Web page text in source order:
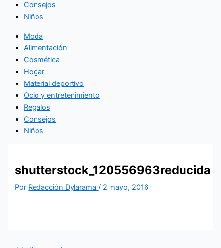
Consejos
Niños
Moda
Alimentación
Cosmética
Hogar
Material deportivo
Ocio y entretenimiento
Regalos
Consejos
Niños
shutterstock_120556963reducida
Por Redacción Dylarama/ 2 mayo, 2016